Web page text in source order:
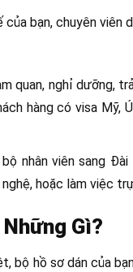
bạn, chuyên
quan, nghỉ dưỡng,
hàng có visa Mỹ,
nhân viên sang
hoặc làm việc
Gì?
bộ hồ sơ dán của